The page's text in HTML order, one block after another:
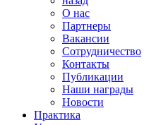
О нас
Партнеры
Вакансии
Сотрудничество
Контакты
Публикации
Наши награды
Новости
Практика